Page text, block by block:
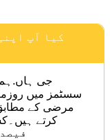
کیا آپ
جی ہاں.ہم
سسٹمز میں
مرضی کے